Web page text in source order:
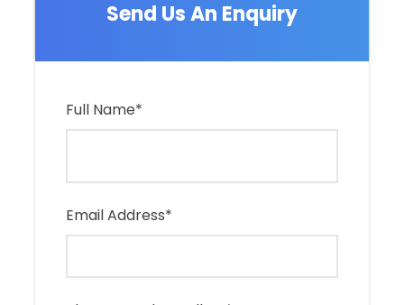
Send Us An Enquiry
Full Name*
Email Address*
여행일정
첫째날
마이애미 비치 고급레스토란에서 저녁식사